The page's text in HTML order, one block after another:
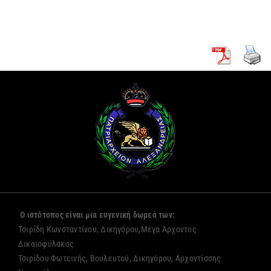
Ο ιστότοπος είναι μια ευγενική δωρεά των:
Τσιρίδη Κωνσταντίνου, Δικηγόρου,Μέγα Άρχοντος
Δικαιοφύλακος
Τσιρίδου Φωτεινής, Βουλευτού, Δικηγόρου, Αρχοντίσσης